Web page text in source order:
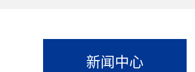
新闻中心